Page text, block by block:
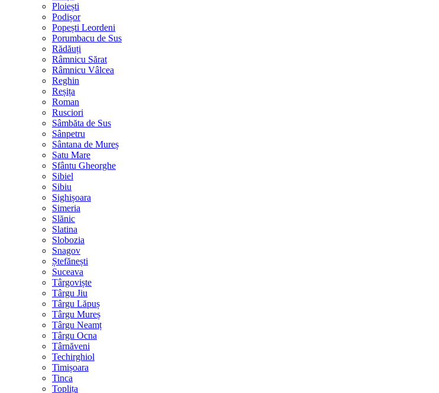
Ploiești
Podișor
Popești Leordeni
Porumbacu de Sus
Rădăuți
Râmnicu Sărat
Râmnicu Vâlcea
Reghin
Reșița
Roman
Rusciori
Sâmbăta de Sus
Sânpetru
Sântana de Mureș
Satu Mare
Sfântu Gheorghe
Sibiel
Sibiu
Sighișoara
Simeria
Slănic
Slatina
Slobozia
Snagov
Ștefănești
Suceava
Târgoviște
Târgu Jiu
Târgu Lăpuș
Târgu Mureș
Târgu Neamț
Târgu Ocna
Târnăveni
Techirghiol
Timișoara
Tinca
Toplița